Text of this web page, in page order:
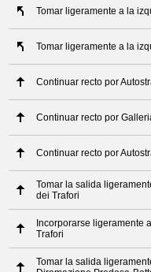
Tomar ligeramente a la
Tomar ligeramente a la
Continuar recto por
Continuar recto por
Continuar recto por
Tomar la salida
dei Trafori
Incorporarse ligeramente
Trafori
Tomar la salida